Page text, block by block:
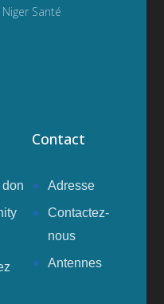
Santé
don
Contact
Adresse
Contactez-
nous
Antennes